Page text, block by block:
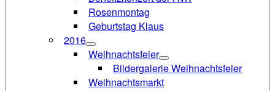
Rosenmontag
Geburtstag Klaus
2016
Weihnachtsfeier
Bildergalerie Weihnachtsfeier
Weihnachtsmarkt